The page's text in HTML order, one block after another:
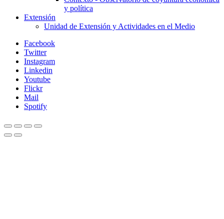
y política
Extensión
Unidad de Extensión y Actividades en el Medio
Facebook
Twitter
Instagram
Linkedin
Youtube
Flickr
Mail
Spotify